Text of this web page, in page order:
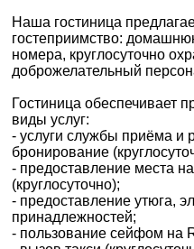
Наша гостиница
гостеприимство:
номера, круглосуточно
доброжелательный
Гостиница
виды услуг:
- услуги службы приёма и
бронирование
- предоставление места
(круглосуточно);
- предоставление утюга,
принадлежностей;
- пользование сейфом на